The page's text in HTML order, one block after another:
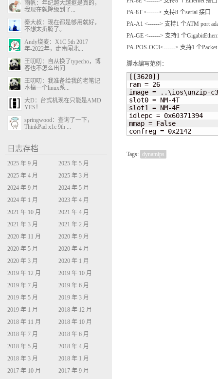
PA-8T <------> 支持8 个serial 接口
PA-A1 <------> 支持1 个ATM port
PA-GE <------> 支持1 个
PA-POS-OC3<------> 支持1 个
脚本编写范例：
[[3620]]
ram = 26
image = ..\ios\unzip-
slot0 = NM-4T
slot1 = NM-4E
idlepc = 0x60371394
mmap = False
confreg = 0x2142
Tags: dynamips
雨帆：年纪越大越抠是真的，
我现在就降级到了...
秦大叔：现在都是够用就好，
不想太折腾了。
Andy烧麦：X1C 5th 2017
年-2022年，走南闯北...
王叨叨：自从换了typecho，博
客也不怎么出问...
王叨叨：我准备给我的老笔记
本搞一个linux系...
大D：台式机现在只能是AMD
YES！
springwood：查询了一下，
ThinkPad x1c 9th ...
日志存档
2025 年 9 月
2025 年 5 月
2025 年 4 月
2025 年 3 月
2024 年 9 月
2024 年 5 月
2024 年 1 月
2023 年 4 月
2021 年 10 月
2021 年 4 月
2021 年 3 月
2021 年 2 月
2020 年 11 月
2020 年 9 月
2020 年 5 月
2020 年 4 月
2020 年 3 月
2020 年 1 月
2019 年 12 月
2019 年 10 月
2019 年 7 月
2019 年 6 月
2019 年 5 月
2019 年 3 月
2019 年 1 月
2018 年 12 月
2018 年 11 月
2018 年 10 月
2018 年 7 月
2018 年 6 月
2018 年 5 月
2018 年 4 月
2018 年 3 月
2018 年 1 月
2017 年 10 月
2017 年 9 月